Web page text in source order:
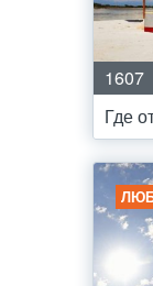
1607
Где